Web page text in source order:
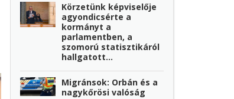
Körzetünk képviselője
agyondicsérte a
kormányt a
parlamentben, a
szomorú statisztikáról
hallgatott...
Migránsok: Orbán és a
nagykőrösi valóság